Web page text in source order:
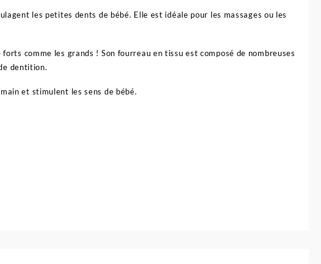
les petites dents de bébé. Elle est idéale pour les massages ou les
comme les grands ! Son fourreau en tissu est composé de nombreuses
dentition.
et stimulent les sens de bébé.